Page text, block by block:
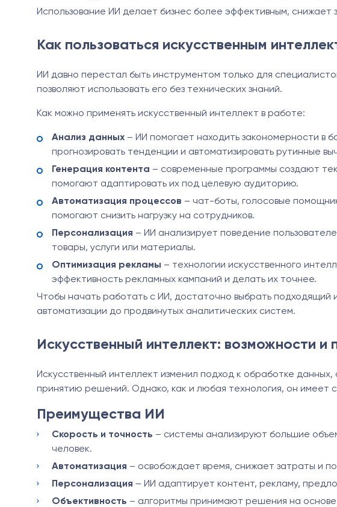
Использование ИИ делает бизнес более эффективным, снижает
Как пользоваться искусственным
ИИ давно перестал быть инструментом только для
позволяют использовать его без технических знаний.
Как можно применять искусственный интеллект в работе:
Анализ данных – ИИ помогает находить закономерности в
прогнозировать тенденции и автоматизировать рутинные
Генерация контента – современные программы создают
помогают адаптировать их под целевую аудиторию.
Автоматизация процессов – чат-боты, голосовые
помогают снизить нагрузку на сотрудников.
Персонализация – ИИ анализирует поведение
товары, услуги или материалы.
Оптимизация рекламы – технологии искусственного
эффективность рекламных кампаний и делать их точнее.
Чтобы начать работать с ИИ, достаточно выбрать подходящий
автоматизации до продвинутых аналитических систем.
Искусственный интеллект: возможности и
Искусственный интеллект изменил подход к обработке
принятию решений. Однако, как и любая технология, он имеет
Преимущества ИИ
Скорость и точность – системы анализируют большие
человек.
Автоматизация – освобождает время, снижает затраты и
Персонализация – ИИ адаптирует контент, рекламу,
Объективность – алгоритмы принимают решения на